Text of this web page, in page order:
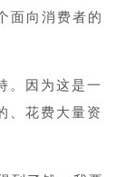
面向消费者的
。因为这是一
、花费大量资